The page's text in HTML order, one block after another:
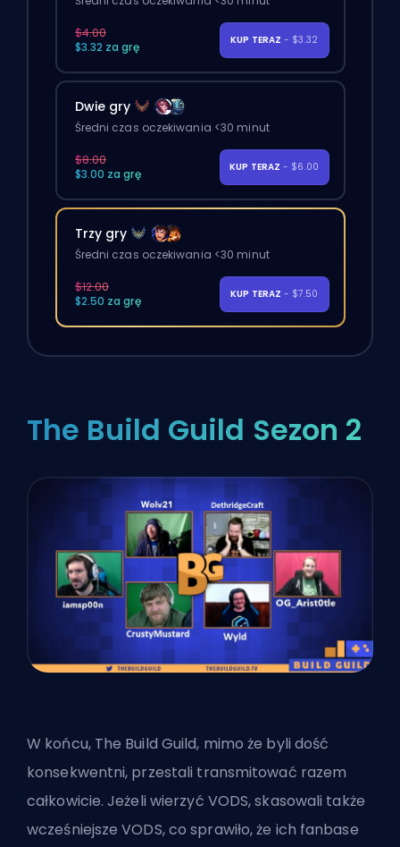
$4.00
$3.32 za grę
KUP TERAZ - $3.32
Dwie gry
Średni czas oczekiwania <30 minut
$8.00
$3.00 za grę
KUP TERAZ - $6.00
Trzy gry
Średni czas oczekiwania <30 minut
$12.00
$2.50 za grę
KUP TERAZ - $7.50
The Build Guild Sezon 2
W końcu, The Build Guild, mimo że byli dość
konsekwentni, przestali transmitować razem
całkowicie. Jeżeli wierzyć VODS, skasowali także
wcześniejsze VODS, co sprawiło, że ich fanbase